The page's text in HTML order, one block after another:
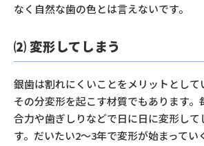
なく自然な歯の色とは言えないです。
⑵ 変形してしまう
銀歯は割れにくいことをメリットとして
その分変形を起こす材質でもあります。
合力や歯ぎしりなどで日に日に変形して
す。だいたい2〜3年で変形が始まってい